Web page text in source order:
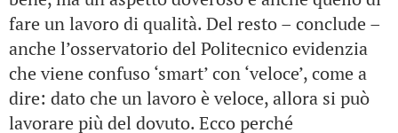
fare un lavoro di qualità. Del resto – conclude –
anche l’osservatorio del Politecnico evidenzia
che viene confuso ‘smart’ con ‘veloce’, come a
dire: dato che un lavoro è veloce, allora si può
lavorare più del dovuto. Ecco perché